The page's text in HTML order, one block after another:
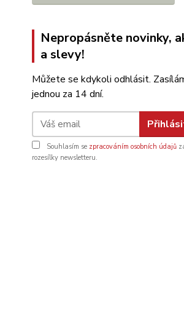
Nepropásněte novinky,
a slevy!
Můžete se kdykoli odhlásit.
jednou za 14 dní.
Souhlasím se zpracováním osobních údajů
rozesílky newsletteru.